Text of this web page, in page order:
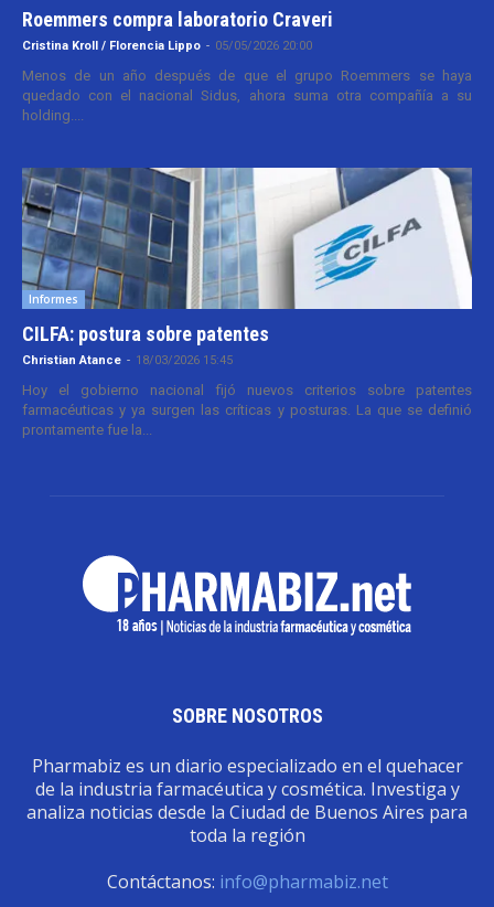
Roemmers compra laboratorio Craveri
Cristina Kroll / Florencia Lippo - 05/05/2026 20:00
Menos de un año después de que el grupo Roemmers se haya
quedado con el nacional Sidus, ahora suma otra compañía a su
holding....
Informes
CILFA: postura sobre patentes
Christian Atance - 18/03/2026 15:45
Hoy el gobierno nacional fijó nuevos criterios sobre patentes
farmacéuticas y ya surgen las críticas y posturas. La que se definió
prontamente fue la...
SOBRE NOSOTROS
Pharmabiz es un diario especializado en el quehacer
de la industria farmacéutica y cosmética. Investiga y
analiza noticias desde la Ciudad de Buenos Aires para
toda la región
Contáctanos: info@pharmabiz.net